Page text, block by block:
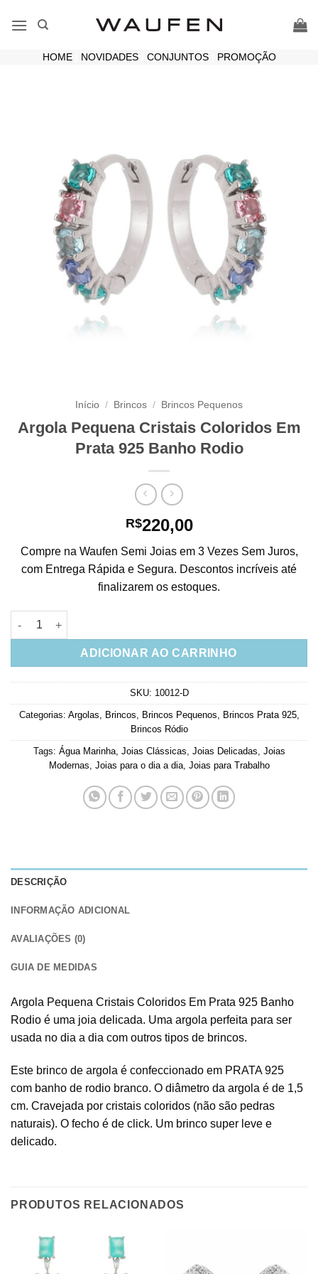
HOME| NOVIDADES| CONJUNTOS| PROMOÇÃO
Início / Brincos / Brincos Pequenos
Argola Pequena Cristais Coloridos Em
Prata 925 Banho Rodio
R$220,00
Compre na Waufen Semi Joias em 3 Vezes Sem Juros,
com Entrega Rápida e Segura. Descontos incríveis até
finalizarem os estoques.
Argola Pequena Cristais Coloridos Em Prata 925 Banho Rodio
ADICIONAR AO CARRINHO
SKU: 10012-D
Categorias: Argolas, Brincos, Brincos Pequenos, Brincos Prata 925,
Brincos Ródio
Tags: Água Marinha, Joias Clássicas, Joias Delicadas, Joias
Modernas, Joias para o dia a dia, Joias para Trabalho
DESCRIÇÃO
INFORMAÇÃO ADICIONAL
AVALIAÇÕES (0)
GUIA DE MEDIDAS
Argola Pequena Cristais Coloridos Em Prata 925 Banho
Rodio é uma joia delicada. Uma argola perfeita para ser
usada no dia a dia com outros tipos de brincos.
Este brinco de argola é confeccionado em PRATA 925
com banho de rodio branco. O diâmetro da argola é de 1,5
cm. Cravejada por cristais coloridos (não são pedras
naturais). O fecho é de click. Um brinco super leve e
delicado.
PRODUTOS RELACIONADOS